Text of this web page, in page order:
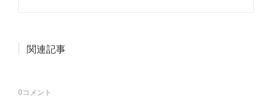
関連記事
0コメント